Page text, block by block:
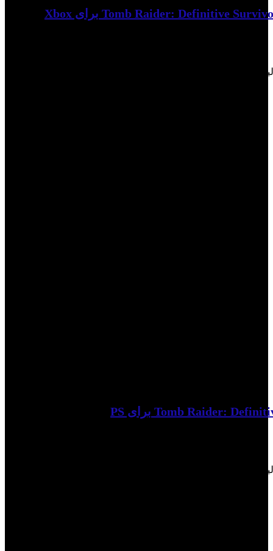
لیست علاقه مندی ها حذف شد
لیست علاقه مندی ها حذف شد